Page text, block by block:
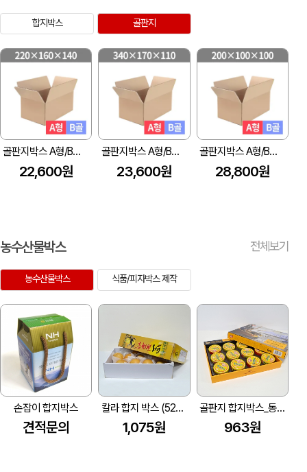
합지박스 골판지
골판지박스 A형/B골 (220x160x140mm/톰슨)(1박스/120장)
22,600원
골판지박스 A형/B골 (340x170x110mm/톰슨)(1박스/100장)
23,600원
골판지박스 A형/B골 (200x100x100mm/톰슨)(1박스/260장)
28,800원
농수산물박스 전체보기
농수산물박스 식품/피자박스 제작
손잡이 합지박스
견적문의
칼라 합지 박스 (525*375*130mm)
1,075원
골판지 합지박스_동원참치(375X320X40mm)
963원